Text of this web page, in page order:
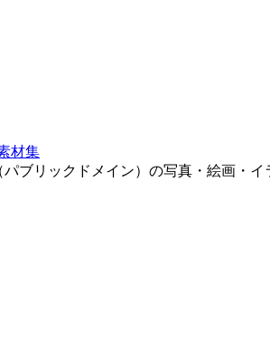
材集
ブリックドメイン）の写真・絵画・イ